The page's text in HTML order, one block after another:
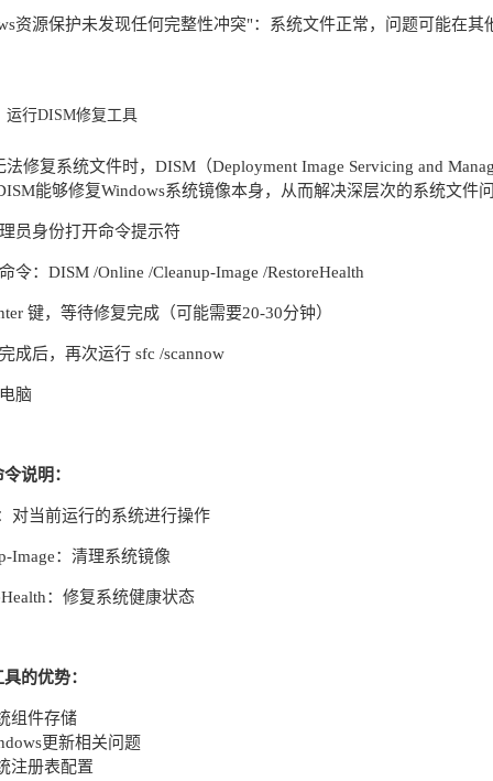
资源保护未发现任何完整性冲突"：系统文件正常，问题可能在其
运行DISM修复工具
法修复系统文件时，DISM（Deployment Image Servicing and
能够修复Windows系统镜像本身，从而解决深层次的系统文件
员身份打开命令提示符
令：DISM /Online /Cleanup-Image /RestoreHealth
键，等待修复完成（可能需要20-30分钟）
成后，再次运行 sfc /scannow
脑
说明：
对当前运行的系统进行操作
Image：清理系统镜像
：修复系统健康状态
的优势：
组件存储
更新相关问题
注册表配置